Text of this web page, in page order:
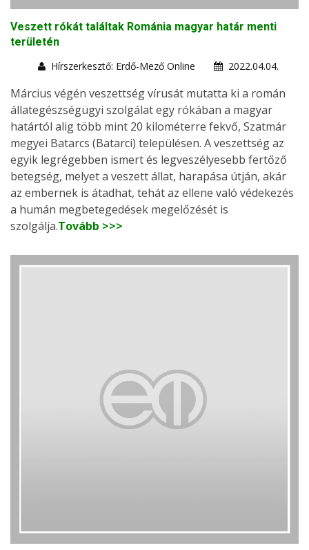
Veszett rókát találtak Románia magyar határ menti
területén
Hírszerkesztő: Erdő-Mező Online
2022.04.04.
Március végén veszettség vírusát mutatta ki a román
állategészségügyi szolgálat egy rókában a magyar
határtól alig több mint 20 kilométerre fekvő, Szatmár
megyei Batarcs (Batarci) településen. A veszettség az
egyik legrégebben ismert és legveszélyesebb fertőző
betegség, melyet a veszett állat, harapása útján, akár
az embernek is átadhat, tehát az ellene való védekezés
a humán megbetegedések megelőzését is
szolgálja.Tovább >>>